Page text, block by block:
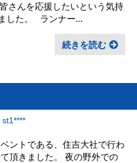
さんを応援したいという気持
した。 ランナー...
続きを読む
ントである、住吉大社で行わ
頂きました。 夜の野外での